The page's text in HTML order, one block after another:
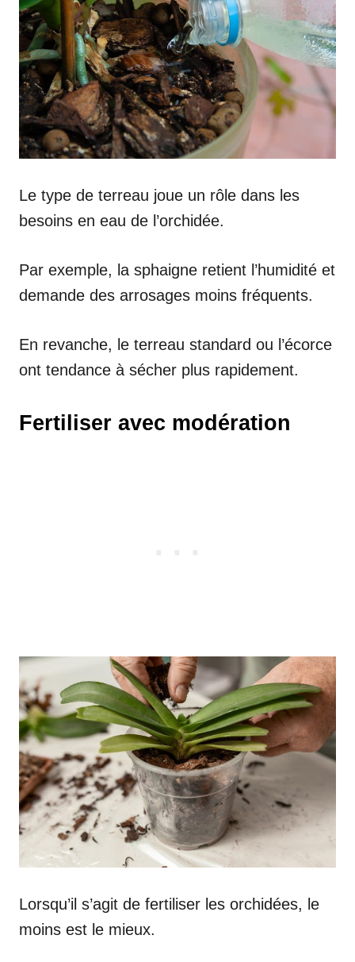
Le type de terreau joue un rôle dans les
besoins en eau de l’orchidée.
Par exemple, la sphaigne retient l’humidité et
demande des arrosages moins fréquents.
En revanche, le terreau standard ou l’écorce
ont tendance à sécher plus rapidement.
Fertiliser avec modération
Lorsqu’il s’agit de fertiliser les orchidées, le
moins est le mieux.